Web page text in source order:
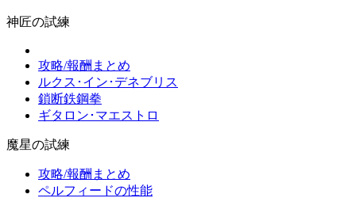
神匠の試練
攻略/報酬まとめ
ルクス･イン･デネブリス
鎖断鉄鋼拳
ギタロン･マエストロ
魔星の試練
攻略/報酬まとめ
ペルフィードの性能